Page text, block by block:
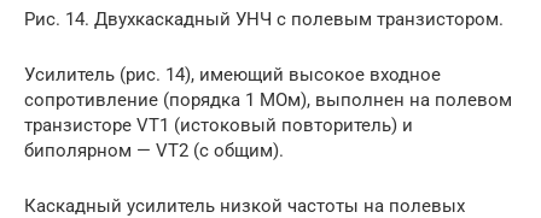
Рис. 14. Двухкаскадный УНЧ с полевым транзистором.
Усилитель (рис. 14), имеющий высокое входное
сопротивление (порядка 1 МОм), выполнен на полевом
транзисторе VT1 (истоковый повторитель) и
биполярном — VT2 (с общим).
Каскадный усилитель низкой частоты на полевых